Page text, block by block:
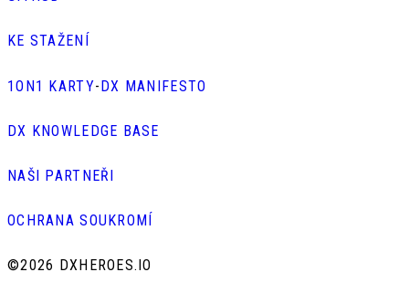
KE STAŽENÍ
1ON1 KARTY-DX MANIFESTO
DX KNOWLEDGE BASE
NAŠI PARTNEŘI
OCHRANA SOUKROMÍ
©2026 DXHEROES.IO